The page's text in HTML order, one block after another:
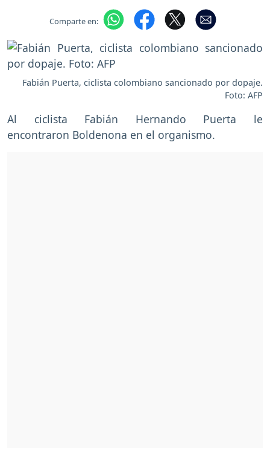
Comparte en:
Fabián Puerta, ciclista colombiano sancionado por dopaje.
Foto: AFP
Al ciclista Fabián Hernando Puerta le
encontraron Boldenona en el organismo.